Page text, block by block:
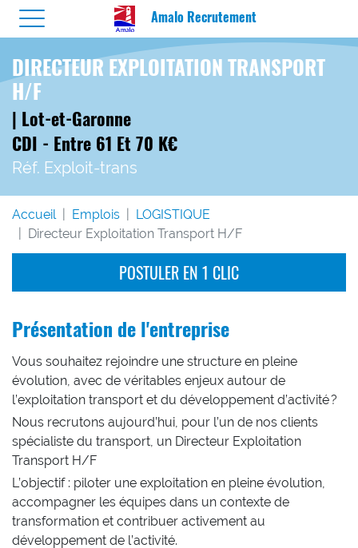
Amalo Recrutement
DIRECTEUR EXPLOITATION TRANSPORT
H/F
| Lot-et-Garonne
CDI - Entre 61 Et 70 K€
Réf. Exploit-trans
Accueil Emplois
LOGISTIQUE
Directeur Exploitation Transport H/F
POSTULER EN 1 CLIC
Présentation de l'entreprise
Vous souhaitez rejoindre une structure en pleine
évolution, avec de véritables enjeux autour de
l’exploitation transport et du développement d’activité ?
Nous recrutons aujourd’hui, pour l’un de nos clients
spécialiste du transport, un Directeur Exploitation
Transport H/F
L’objectif : piloter une exploitation en pleine évolution,
accompagner les équipes dans un contexte de
transformation et contribuer activement au
développement de l’activité.